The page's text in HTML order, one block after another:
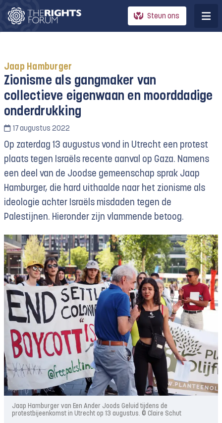
Steun ons
Jaap Hamburger
Zionisme als gangmaker van
collectieve eigenwaan en moorddadige
onderdrukking
17 augustus 2022
Op zaterdag 13 augustus vond in Utrecht een protest
plaats tegen Israëls recente aanval op Gaza. Namens
een deel van de Joodse gemeen­schap sprak Jaap
Hamburger, die hard uithaalde naar het zionisme als
ideologie achter Israëls misdaden tegen de
Palestijnen. Hieronder zijn vlammende betoog.
Jaap Hamburger van Een Ander Joods Geluid tijdens de
protestbijeenkomst in Utrecht op 13 augustus. © Claire Schut